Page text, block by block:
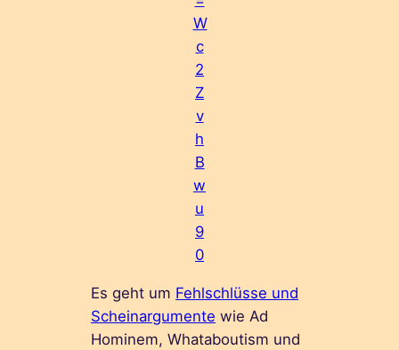
W
c
2
Z
v
h
B
w
u
9
0
Es geht um Fehlschlüsse und
Scheinargumente wie Ad
Hominem, Whataboutism und